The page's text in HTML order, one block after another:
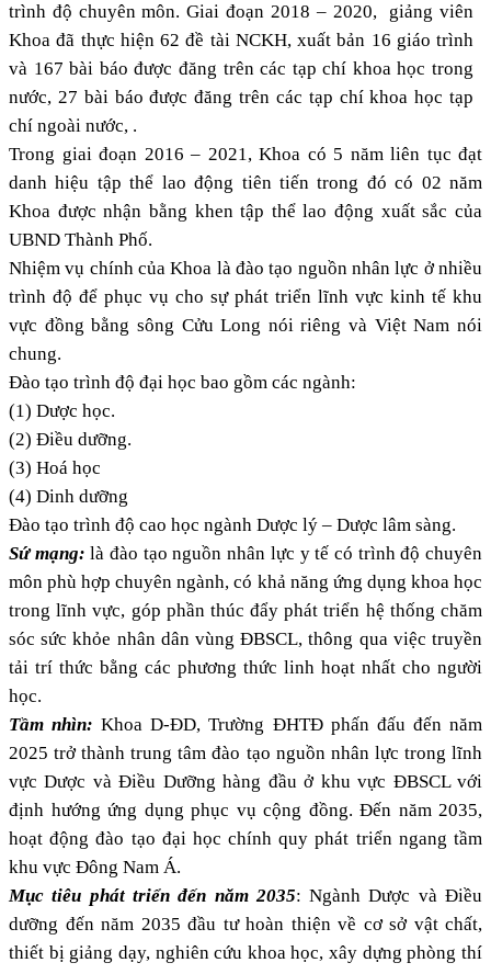
trình độ chuyên môn. Giai đoạn 2018 – 2020, giảng viên
Khoa đã thực hiện 62 đề tài NCKH, xuất bản 16 giáo trình
và 167 bài báo được đăng trên các tạp chí khoa học trong
nước, 27 bài báo được đăng trên các tạp chí khoa học tạp
chí ngoài nước, .
Trong giai đoạn 2016 – 2021, Khoa có 5 năm liên tục đạt
danh hiệu tập thể lao động tiên tiến trong đó có 02 năm
Khoa được nhận bằng khen tập thể lao động xuất sắc của
UBND Thành Phố.
Nhiệm vụ chính của Khoa là đào tạo nguồn nhân lực ở nhiều
trình độ để phục vụ cho sự phát triển lĩnh vực kinh tế khu
vực đồng bằng sông Cửu Long nói riêng và Việt Nam nói
chung.
Đào tạo trình độ đại học bao gồm các ngành:
(1) Dược học.
(2) Điều dưỡng.
(3) Hoá học
(4) Dinh dưỡng
Đào tạo trình độ cao học ngành Dược lý – Dược lâm sàng.
Sứ mạng: là đào tạo nguồn nhân lực y tế có trình độ chuyên
môn phù hợp chuyên ngành, có khả năng ứng dụng khoa học
trong lĩnh vực, góp phần thúc đẩy phát triển hệ thống chăm
sóc sức khỏe nhân dân vùng ĐBSCL, thông qua việc truyền
tải trí thức bằng các phương thức linh hoạt nhất cho người
học.
Tầm nhìn: Khoa D-ĐD, Trường ĐHTĐ phấn đấu đến năm
2025 trở thành trung tâm đào tạo nguồn nhân lực trong lĩnh
vực Dược và Điều Dưỡng hàng đầu ở khu vực ĐBSCL với
định hướng ứng dụng phục vụ cộng đồng. Đến năm 2035,
hoạt động đào tạo đại học chính quy phát triển ngang tầm
khu vực Đông Nam Á.
Mục tiêu phát triển đến năm 2035: Ngành Dược và Điều
dưỡng đến năm 2035 đầu tư hoàn thiện về cơ sở vật chất,
thiết bị giảng dạy, nghiên cứu khoa học, xây dựng phòng thí